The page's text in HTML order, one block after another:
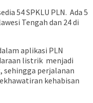
54 SPKLU PLN. Ada 5
Tengah dan 24 di
aplikasi PLN
listrik menjadi
sehingga perjalanan
kehabisan